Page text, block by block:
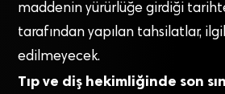
maddenin yürürlüğe girdiği
tarafından yapılan tahsilatlar,
edilmeyecek.
Tıp ve diş hekimliğinde son